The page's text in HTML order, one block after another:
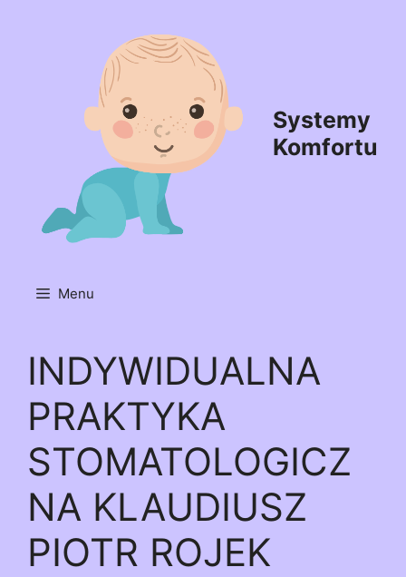
Systemy
Komfortu
Menu
INDYWIDUALNA
PRAKTYKA
STOMATOLOGICZ
NA KLAUDIUSZ
PIOTR ROJEK